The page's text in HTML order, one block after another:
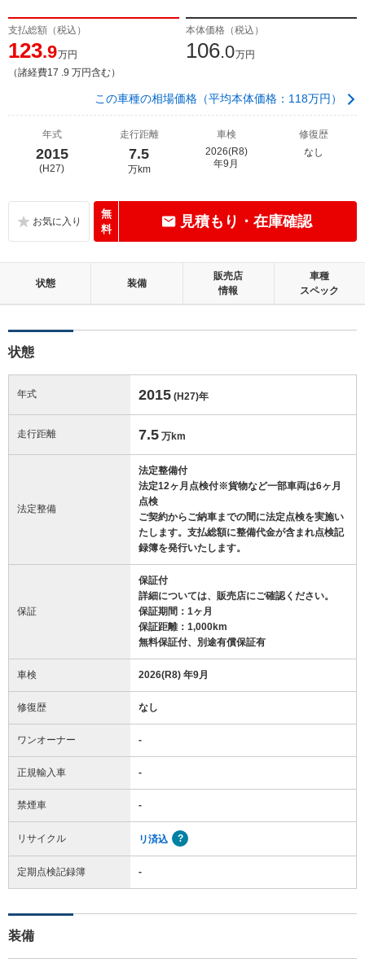
支払総額（税込）
123.9万円
（諸経費17 .9 万円含む）
本体価格（税込）
106.0万円
この車種の相場価格（平均本体価格：118万円）
年式
2015
(H27)
走行距離
7.5
万km
車検
2026(R8)
年9月
修復歴
なし
無
料
見積もり・在庫確認
状態 装備
販売店
情報
車種
スペック
状態
年式 2015 (H27)年
走行距離 7.5 万km
法定整備
法定整備付
法定12ヶ月点検付※貨物など一部車両は6ヶ月
点検
ご契約からご納車までの間に法定点検を実施い
たします。支払総額に整備代金が含まれ点検記
録簿を発行いたします。
保証
保証付
詳細については、販売店にご確認ください。
保証期間：1ヶ月
保証距離：1,000km
無料保証付、別途有償保証有
車検 2026(R8) 年9月
修復歴 なし
ワンオーナー -
正規輸入車 -
禁煙車 -
リサイクル リ済込
定期点検記録簿 -
装備